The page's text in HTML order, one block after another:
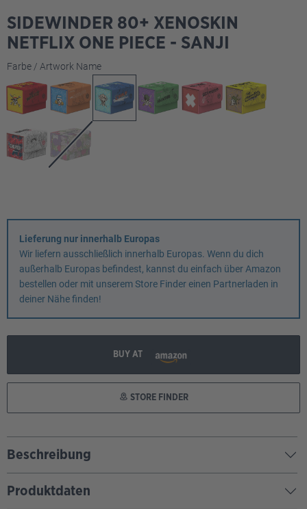
SIDEWINDER 80+ XENOSKIN
NETFLIX ONE PIECE - SANJI
Farbe / Artwork Nameauswählen
Lieferung nur innerhalb Europas
Wir liefern ausschließlich innerhalb Europas. Wenn du dich
außerhalb Europas befindest, kannst du einfach über Amazon
bestellen oder mit unserem Store Finder einen Partnerladen in
deiner Nähe finden!
BUY AT
STORE FINDER
Beschreibung
Produktdaten